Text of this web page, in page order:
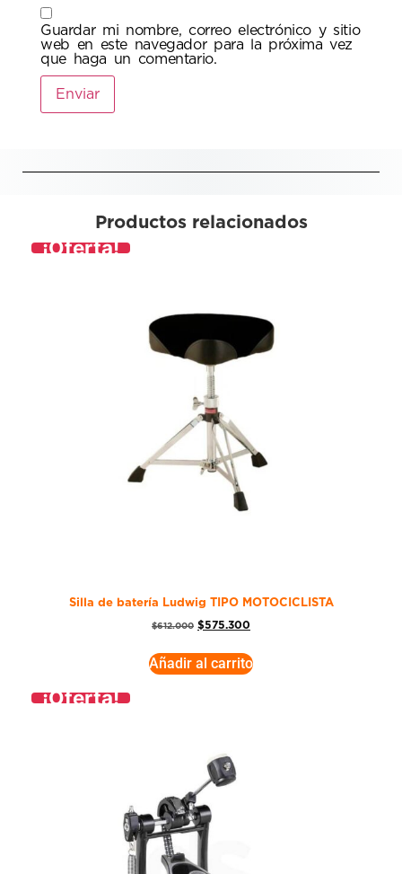
Guardar mi nombre, correo electrónico y sitio
web en este navegador para la próxima vez
que haga un comentario.
Productos relacionados
¡Oferta!
Silla de batería Ludwig TIPO MOTOCICLISTA
$612.000 $575.300
Añadir al carrito
¡Oferta!